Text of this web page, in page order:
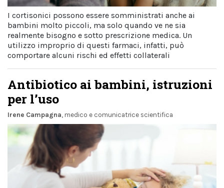
I cortisonici possono essere somministrati anche ai
bambini molto piccoli, ma solo quando ve ne sia
realmente bisogno e sotto prescrizione medica. Un
utilizzo improprio di questi farmaci, infatti, può
comportare alcuni rischi ed effetti collaterali
Antibiotico ai bambini, istruzioni
per l’uso
Irene Campagna , medico e comunicatrice scientifica